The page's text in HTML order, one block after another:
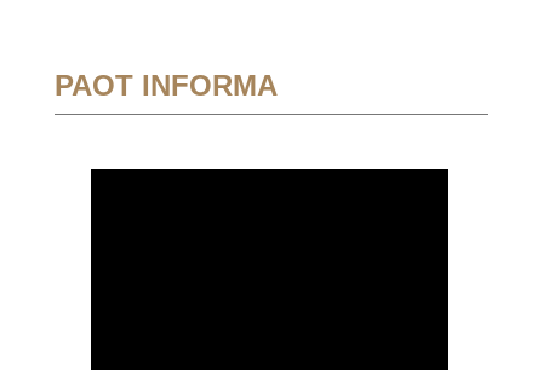
PAOT INFORMA